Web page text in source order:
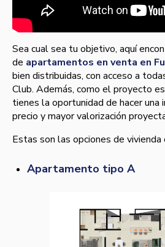
Sea cual sea tu objetivo, aquí
de apartamentos en venta en
bien distribuidas, con acceso a
Club. Además, como el proyecto
tienes la oportunidad de hacer una
precio y mayor valorización
Estas son las opciones de
Apartamento tipo A